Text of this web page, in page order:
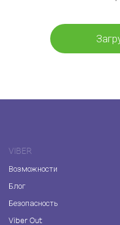
VIBER
Возможности
Блог
Безопасность
Viber Out